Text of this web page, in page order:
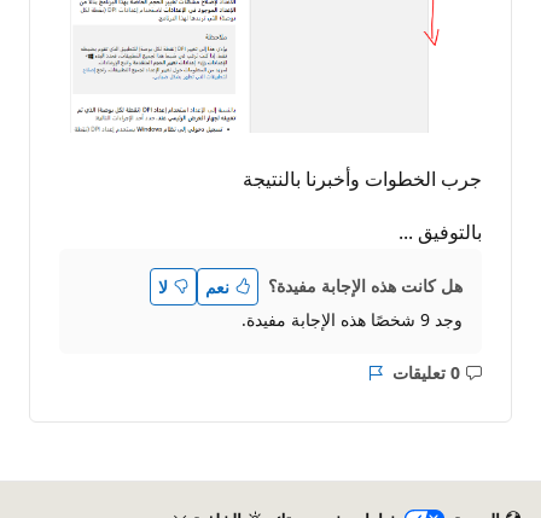
جرب الخطوات وأخبرنا بالنتيجة
بالتوفيق ...
هل كانت هذه الإجابة مفيدة؟ نعم
لا
وجد 9 شخصًا هذه الإجابة مفيدة.
0 تعليقات ليست
التقرير